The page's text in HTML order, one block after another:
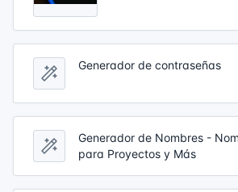
Generador de contraseñas
Generador de Nombres -
para Proyectos y Más